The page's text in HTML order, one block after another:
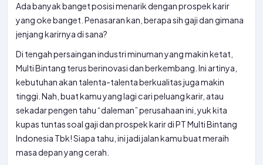
Ada banyak banget posisi menarik dengan prospek karir
yang oke banget. Penasaran kan, berapa sih gaji dan gimana
jenjang karirnya di sana?
Di tengah persaingan industri minuman yang makin ketat,
Multi Bintang terus berinovasi dan berkembang. Ini artinya,
kebutuhan akan talenta-talenta berkualitas juga makin
tinggi. Nah, buat kamu yang lagi cari peluang karir, atau
sekadar pengen tahu “daleman” perusahaan ini, yuk kita
kupas tuntas soal gaji dan prospek karir di PT Multi Bintang
Indonesia Tbk! Siapa tahu, ini jadi jalan kamu buat meraih
masa depan yang cerah.